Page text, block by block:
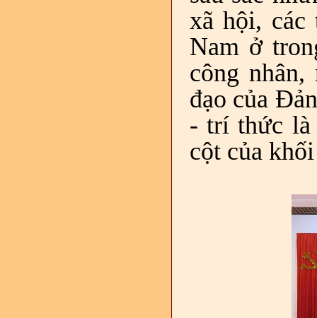
xã hội, các
Nam ở
công
đạo của
- trí thức là
cột của